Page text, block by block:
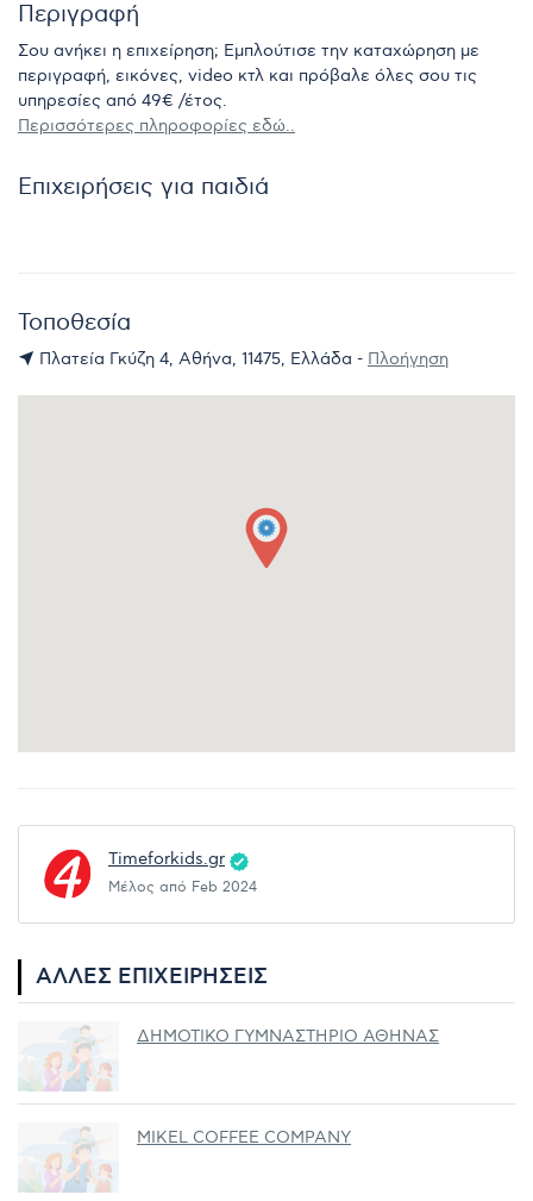
Περιγραφή
Σου ανήκει η επιχείρηση; Εμπλούτισε την καταχώρηση με
περιγραφή, εικόνες, video κτλ και πρόβαλε όλες σου τις
υπηρεσίες από 49€ /έτος.
Περισσότερες πληροφορίες εδώ..
Επιχειρήσεις για παιδιά
Τοποθεσία
Πλατεία Γκύζη 4, Αθήνα, 11475, Ελλάδα - Πλοήγηση
Timeforkids.gr
Μέλος από Feb 2024
ΆΛΛΕΣ ΕΠΙΧΕΙΡΉΣΕΙΣ
ΔΗΜΟΤΙΚΟ ΓΥΜΝΑΣΤΗΡΙΟ ΑΘΗΝΑΣ
MIKEL COFFEE COMPANY